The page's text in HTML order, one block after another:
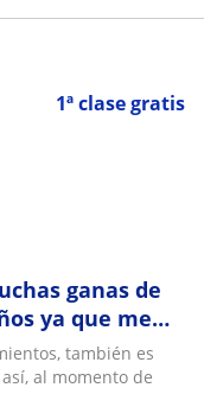
1ª clase gratis
ganas de
ya que me
ellostambién es
al momento de